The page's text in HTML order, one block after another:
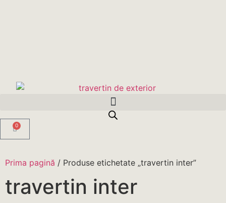
0
Prima pagină / Produse etichetate „travertin inter”
travertin inter